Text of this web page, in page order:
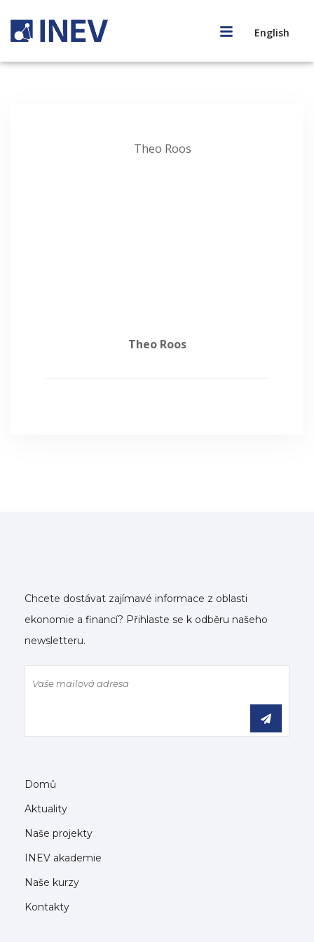
English
Theo Roos
Chcete dostávat zajímavé informace z oblasti
ekonomie a financí? Přihlaste se k odběru našeho
newsletteru.
Domů
Aktuality
Naše projekty
INEV akademie
Naše kurzy
Kontakty